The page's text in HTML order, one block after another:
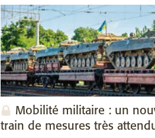
Mobilité militaire : un
train de mesures très